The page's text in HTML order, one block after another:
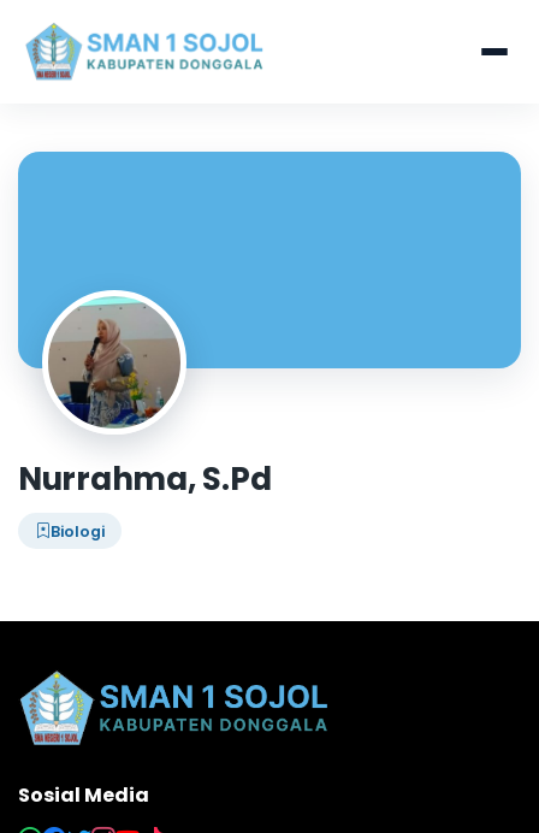
Nurrahma, S.Pd
Biologi
Sosial Media